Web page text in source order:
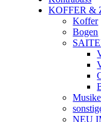
KOFFER &
Koffer
Bogen
NEU